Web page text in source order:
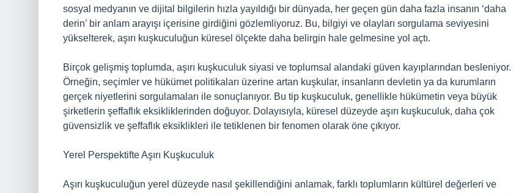
sosyal medyanın ve dijital bilgilerin hızla yayıldığı bir dünyada, her geçen gün daha fazla insanın ‘daha
derin’ bir anlam arayışı içerisine girdiğini gözlemliyoruz. Bu, bilgiyi ve olayları sorgulama seviyesini
yükselterek, aşırı kuşkuculuğun küresel ölçekte daha belirgin hale gelmesine yol açtı.
Birçok gelişmiş toplumda, aşırı kuşkuculuk siyasi ve toplumsal alandaki güven kayıplarından besleniyor.
Örneğin, seçimler ve hükümet politikaları üzerine artan kuşkular, insanların devletin ya da kurumların
gerçek niyetlerini sorgulamaları ile sonuçlanıyor. Bu tip kuşkuculuk, genellikle hükümetin veya büyük
şirketlerin şeffaflık eksikliklerinden doğuyor. Dolayısıyla, küresel düzeyde aşırı kuşkuculuk, daha çok
güvensizlik ve şeffaflık eksiklikleri ile tetiklenen bir fenomen olarak öne çıkıyor.
Yerel Perspektifte Aşırı Kuşkuculuk
Aşırı kuşkuculuğun yerel düzeyde nasıl şekillendiğini anlamak, farklı toplumların kültürel değerleri ve